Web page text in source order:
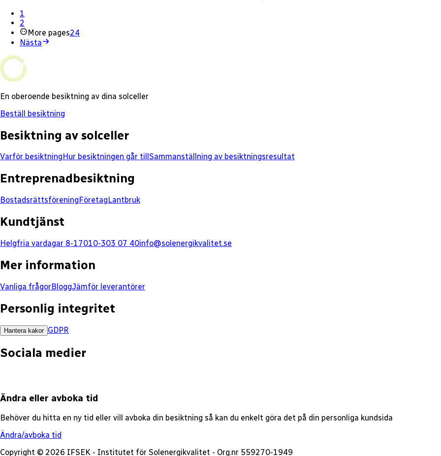
1
2
More pages24
Nästa
En oberoende besiktning av dina solceller
Beställ besiktning
Besiktning av solceller
Varför besiktningHur besiktningen går till Sammanställning av besiktningsresultat
Entreprenadbesiktning
BostadsrättsföreningFöretagLantbruk
Kundtjänst
Helgfria vardagar 8-17010-303 07 40info@solenergikvalitet.se
Mer information
Vanliga frågorBloggJämför leverantörer
Personlig integritet
Hantera kakor GDPR
Sociala medier
Ändra eller avboka tid
Behöver du hitta en ny tid eller vill avboka din besiktning så kan du enkelt göra det på din personliga kundsida
Ändra/avboka tid
Copyright © 2026 IFSEK - Institutet för Solenergikvalitet - Org.nr 559270-1949